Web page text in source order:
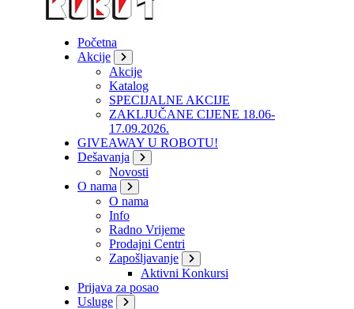
Početna
Akcije
Akcije
Katalog
SPECIJALNE AKCIJE
ZAKLJUČANE CIJENE 18.06-
17.09.2026.
GIVEAWAY U ROBOTU!
Dešavanja
Novosti
O nama
O nama
Info
Radno Vrijeme
Prodajni Centri
Zapošljavanje
Aktivni Konkursi
Prijava za posao
Usluge